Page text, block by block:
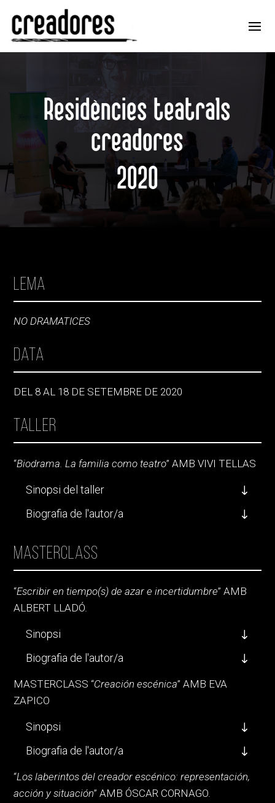
Residències teatrals
creadores
2020
Lema
NO DRAMATICES
Data
DEL 8 AL 18 DE SETEMBRE DE 2020
Taller
“Biodrama. La familia como teatro” AMB VIVI TELLAS
Sinopsi del taller
Biografia de l'autor/a
Masterclass
“Escribir en tiempo(s) de azar e incertidumbre” AMB
ALBERT LLADÓ.
Sinopsi
Biografia de l'autor/a
MASTERCLASS “Creación escénica” AMB EVA
ZAPICO
Sinopsi
Biografia de l'autor/a
“Los laberintos del creador escénico: representación,
acción y situación” AMB ÓSCAR CORNAGO.